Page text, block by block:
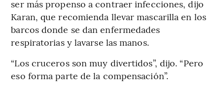
ser más propenso a contraer infecciones, dijo
Karan, que recomienda llevar mascarilla en los
barcos donde se dan enfermedades
respiratorias y lavarse las manos.
“Los cruceros son muy divertidos”, dijo. “Pero
eso forma parte de la compensación”.